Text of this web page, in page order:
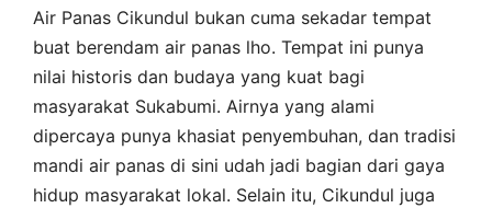
Air Panas Cikundul bukan cuma sekadar tempat
buat berendam air panas lho. Tempat ini punya
nilai historis dan budaya yang kuat bagi
masyarakat Sukabumi. Airnya yang alami
dipercaya punya khasiat penyembuhan, dan tradisi
mandi air panas di sini udah jadi bagian dari gaya
hidup masyarakat lokal. Selain itu, Cikundul juga